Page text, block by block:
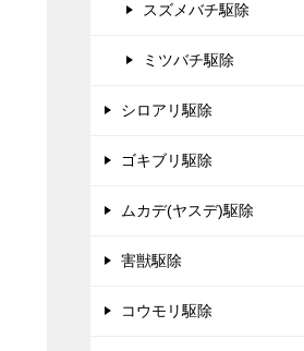
スズメバチ駆除
ミツバチ駆除
シロアリ駆除
ゴキブリ駆除
ムカデ(ヤスデ)駆除
害獣駆除
コウモリ駆除